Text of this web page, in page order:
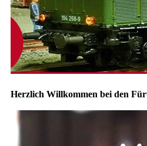
Herzlich Willkommen bei den